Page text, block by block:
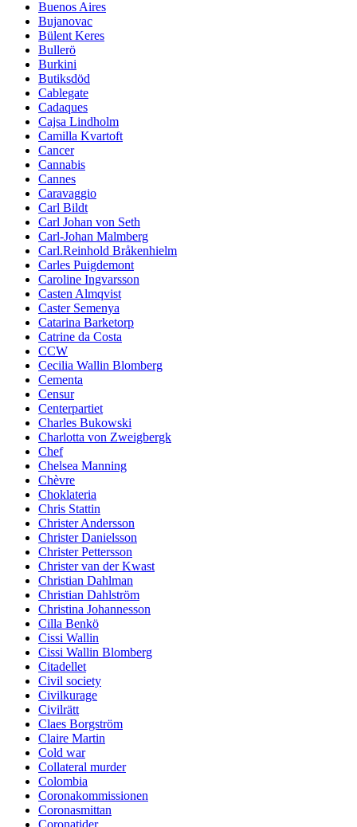
Buenos Aires
Bujanovac
Bülent Keres
Bullerö
Burkini
Butiksdöd
Cablegate
Cadaques
Cajsa Lindholm
Camilla Kvartoft
Cancer
Cannabis
Cannes
Caravaggio
Carl Bildt
Carl Johan von Seth
Carl-Johan Malmberg
Carl.Reinhold Bråkenhielm
Carles Puigdemont
Caroline Ingvarsson
Casten Almqvist
Caster Semenya
Catarina Barketorp
Catrine da Costa
CCW
Cecilia Wallin Blomberg
Cementa
Censur
Centerpartiet
Charles Bukowski
Charlotta von Zweigbergk
Chef
Chelsea Manning
Chèvre
Choklateria
Chris Stattin
Christer Andersson
Christer Danielsson
Christer Pettersson
Christer van der Kwast
Christian Dahlman
Christian Dahlström
Christina Johannesson
Cilla Benkö
Cissi Wallin
Cissi Wallin Blomberg
Citadellet
Civil society
Civilkurage
Civilrätt
Claes Borgström
Claire Martin
Cold war
Collateral murder
Colombia
Coronakommissionen
Coronasmittan
Coronatider